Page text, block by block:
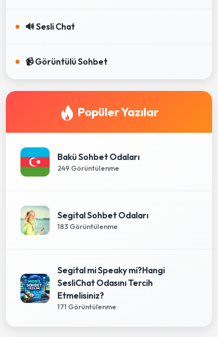
🔊 Sesli Chat
📹 Görüntülü Sohbet
Popüler Yazılar
Bakü Sohbet Odaları
249 Görüntülenme
Segital Sohbet Odaları
183 Görüntülenme
Segital mi Speaky mi?Hangi
SesliChat Odasını Tercih
Etmelisiniz?
171 Görüntülenme